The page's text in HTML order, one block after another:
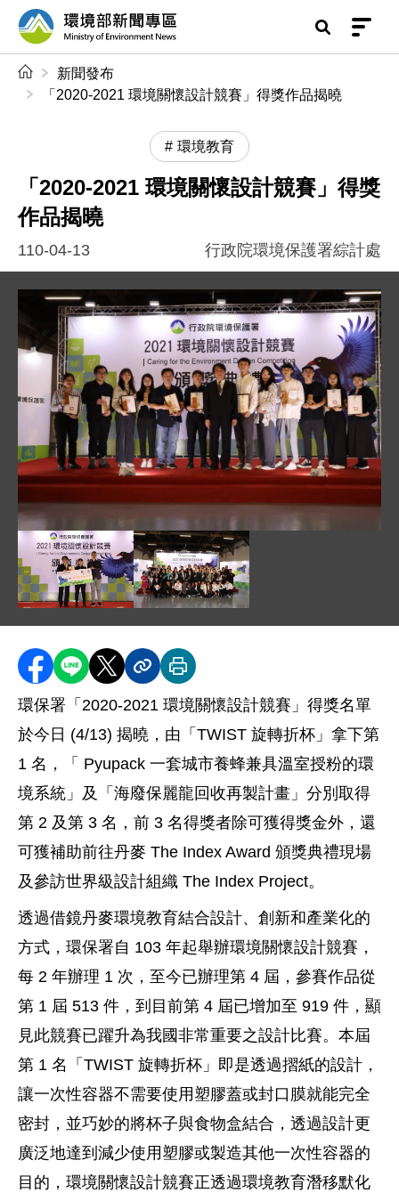
前往中央內容區塊
環境部新聞專區
新聞發布
「2020-2021 環境關懷設計競賽」得獎作品揭曉
環境教育
「2020-2021 環境關懷設計競賽」得獎
作品揭曉
110-04-13 行政院環境保護署綜計處
圖片說明：蔡副署長與前八名得獎者 .jpg
分享至 Facebook
分享到 LINE
分享到 X分享內容連結
列印本頁
環保署「2020-2021 環境關懷設計競賽」得獎名單
於今日 (4/13) 揭曉，由「TWIST 旋轉折杯」拿下第
1 名，「 Pyupack 一套城市養蜂兼具溫室授粉的環
境系統」及「海廢保麗龍回收再製計畫」分別取得
第 2 及第 3 名，前 3 名得獎者除可獲得獎金外，還
可獲補助前往丹麥 The Index Award 頒獎典禮現場
及參訪世界級設計組織 The Index Project。
透過借鏡丹麥環境教育結合設計、創新和產業化的
方式，環保署自 103 年起舉辦環境關懷設計競賽，
每 2 年辦理 1 次，至今已辦理第 4 屆，參賽作品從
第 1 屆 513 件，到目前第 4 屆已增加至 919 件，顯
見此競賽已躍升為我國非常重要之設計比賽。本屆
第 1 名「TWIST 旋轉折杯」即是透過摺紙的設計，
讓一次性容器不需要使用塑膠蓋或封口膜就能完全
密封，並巧妙的將杯子與食物盒結合，透過設計更
廣泛地達到減少使用塑膠或製造其他一次性容器的
目的，環境關懷設計競賽正透過環境教育潛移默化